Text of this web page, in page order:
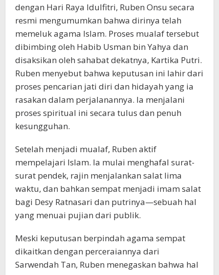
dengan Hari Raya Idulfitri, Ruben Onsu secara
resmi mengumumkan bahwa dirinya telah
memeluk agama Islam. Proses mualaf tersebut
dibimbing oleh Habib Usman bin Yahya dan
disaksikan oleh sahabat dekatnya, Kartika Putri.
Ruben menyebut bahwa keputusan ini lahir dari
proses pencarian jati diri dan hidayah yang ia
rasakan dalam perjalanannya. Ia menjalani
proses spiritual ini secara tulus dan penuh
kesungguhan.
Setelah menjadi mualaf, Ruben aktif
mempelajari Islam. Ia mulai menghafal surat-
surat pendek, rajin menjalankan salat lima
waktu, dan bahkan sempat menjadi imam salat
bagi Desy Ratnasari dan putrinya—sebuah hal
yang menuai pujian dari publik.
Meski keputusan berpindah agama sempat
dikaitkan dengan perceraiannya dari
Sarwendah Tan, Ruben menegaskan bahwa hal